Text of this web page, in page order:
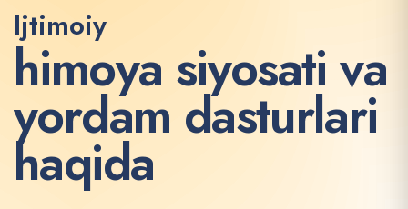
Ijtimoiy
himoya siyosati va
yordam dasturlari
haqida